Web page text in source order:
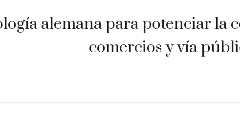
alemana para potenciar la
comercios y vía